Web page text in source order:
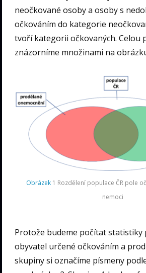
neočkované osoby a osoby s
očkováním do kategorie
tvoří kategorii očkovaných. Celou
znázorníme množinami na
Obrázek 1 Rozdělení populace ČR pole
nemoci
Protože budeme počítat statistiky
obyvatel určené očkováním a
skupiny si označíme písmeny